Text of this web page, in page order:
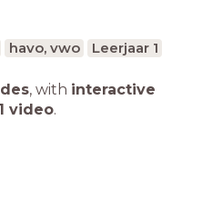
havo, vwo Leerjaar 1
, with interactive
1 video.